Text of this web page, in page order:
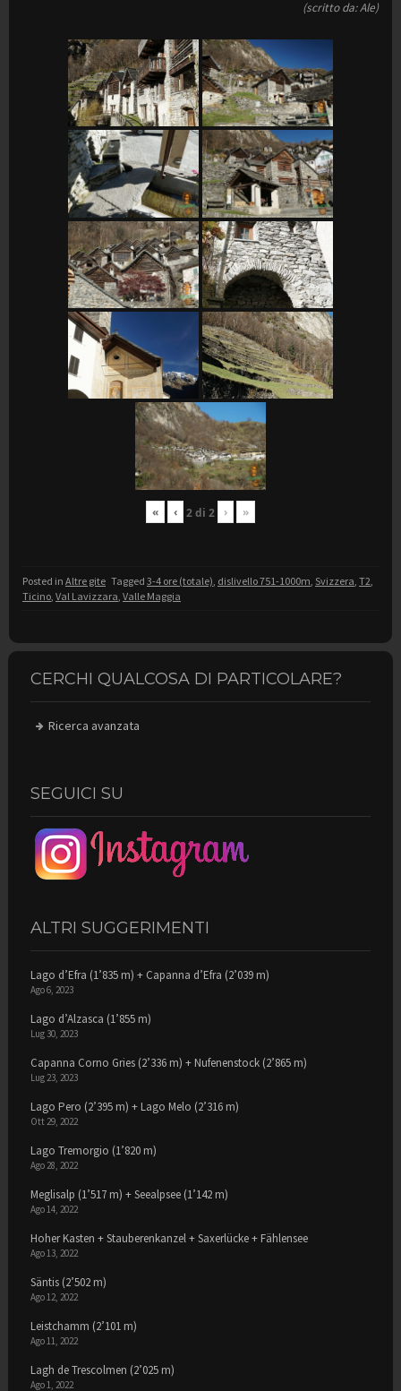
(scritto da: Ale)
« ‹ 2 di 2 › »
Posted in Altre gite Tagged 3-4 ore (totale) dislivello 751-1000m Svizzera T2
Ticino Val Lavizzara Valle Maggia
CERCHI QUALCOSA DI PARTICOLARE?
Ricerca avanzata
SEGUICI SU
ALTRI SUGGERIMENTI
Lago d’Efra (1’835 m) + Capanna d’Efra (2’039 m)
Ago 6, 2023
Lago d’Alzasca (1’855 m)
Lug 30, 2023
Capanna Corno Gries (2’336 m) + Nufenenstock (2’865 m)
Lug 23, 2023
Lago Pero (2’395 m) + Lago Melo (2’316 m)
Ott 29, 2022
Lago Tremorgio (1’820 m)
Ago 28, 2022
Meglisalp (1’517 m) + Seealpsee (1’142 m)
Ago 14, 2022
Hoher Kasten + Stauberenkanzel + Saxerlücke + Fählensee
Ago 13, 2022
Säntis (2’502 m)
Ago 12, 2022
Leistchamm (2’101 m)
Ago 11, 2022
Lagh de Trescolmen (2’025 m)
Ago 1, 2022